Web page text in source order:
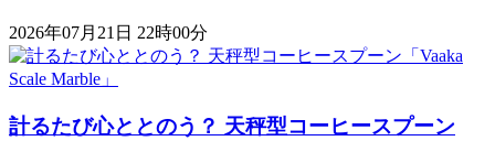
2026年07月21日 22時00分
計るたび心ととのう？ 天秤型コーヒースプーン